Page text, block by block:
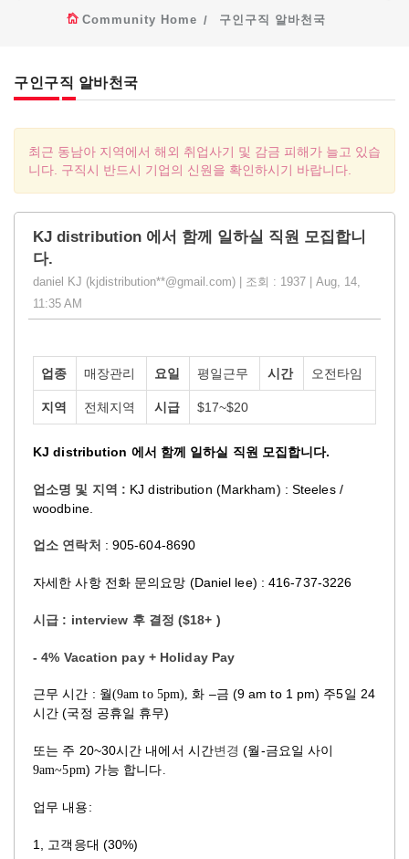
Community Home 구인구직 알바천국
구인구직 알바천국
최근 동남아 지역에서 해외 취업사기 및 감금 피해가 늘고 있습
니다. 구직시 반드시 기업의 신원을 확인하시기 바랍니다.
KJ distribution 에서 함께 일하실 직원 모집합니
다.
daniel KJ (kjdistribution**@gmail.com) | 조회 : 1937 | Aug, 14,
11:35 AM
업종 매장관리 요일 평일근무 시간 오전타임
지역 전체지역 시급 $17~$20
KJ distribution 에서 함께 일하실 직원 모집합니다.
업소명 및 지역 : KJ distribution (Markham) : Steeles /
woodbine.
업소 연락처 : 905-604-8690
자세한 사항 전화 문의요망 (Daniel lee) : 416-737-3226
시급 : interview 후 결정 ($18+ )
- 4% Vacation pay + Holiday Pay
근무 시간 : 월(9am to 5pm), 화 –금 (9 am to 1 pm) 주5일 24
시간 (국정 공휴일 휴무)
또는 주 20~30시간 내에서 시간변경(월 -금요일 사이
9am~5pm) 가능 합니다
업무 내용 :
1, 고객응대 (30%)